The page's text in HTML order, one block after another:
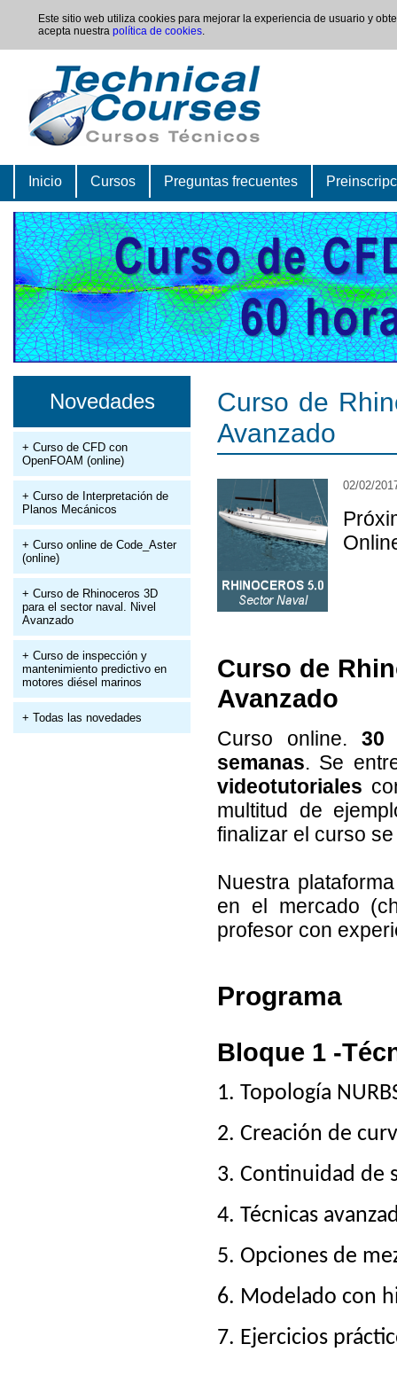
Este sitio web utiliza cookies para mejorar la experiencia de usuario y
acepta nuestra política de cookies.
Inicio Cursos Preguntas frecuentes
Novedades
+ Curso de CFD con
OpenFOAM (online)
+ Curso de Interpretación de
Planos Mecánicos
+ Curso online de Code_Aster
(online)
+ Curso de Rhinoceros 3D
para el sector naval. Nivel
Avanzado
+ Curso de inspección y
mantenimiento predictivo en
motores diésel marinos
+ Todas las novedades
Curso de
Avanzado
02/02/
Curso de
Avanzado
Curso online. 30
semanas. Se
videotutoriales
multitud de
finalizar el curso
Nuestra
en el mercado
profesor con
Programa
Bloque 1 -
1. Topología
2. Creación de
3. Continuidad de
4. Técnicas
5. Opciones de
6. Modelado con
7. Ejercicios